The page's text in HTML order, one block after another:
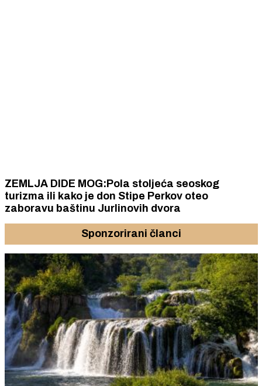
ZEMLJA DIDE MOG:Pola stoljeća seoskog
turizma ili kako je don Stipe Perkov oteo
zaboravu baštinu Jurlinovih dvora
Sponzorirani članci